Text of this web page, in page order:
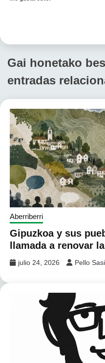
Gai honetako
entradas
Aberriberri
Gipuzkoa y sus
llamada a renovar
julio 24, 2026 Pello